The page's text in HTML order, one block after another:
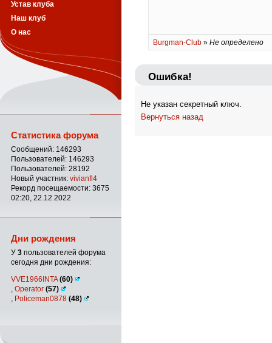
Burgman-Club » Не определено
Ошибка!
Не указан секретный ключ.
Вернуться назад
Устав клуба
Наш клуб
О нас
Статистика форума
Сообщений: 146293
Пользователей: 146293
Пользователей: 28192
Новый участник: vivianfl4
Рекорд посещаемости: 3675
02:20, 22.12.2022
Дни рождения
У 3 пользователей форума
сегодня дни рождения:
VVE1966INTA(60)
Operator (57)
Policeman0878 (48)